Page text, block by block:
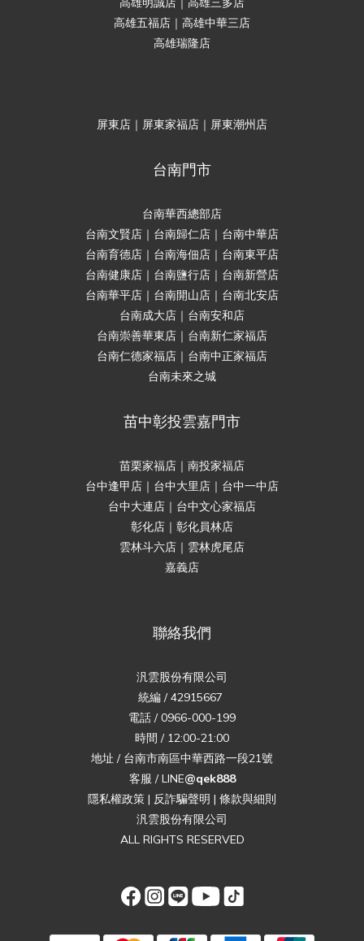
高雄五福店｜高雄中華三店
高雄瑞隆店
屏東店｜屏東家福店｜屏東潮州店
台南門市
台南華西總部店
台南文賢店｜台南歸仁店｜台南中華店
台南育德店｜台南海佃店｜台南東平店
台南健康店｜台南鹽行店｜台南新營店
台南華平店｜台南開山店｜台南北安店
台南成大店｜台南安和店
台南崇善華東店｜台南新仁家福店
台南仁德家福店｜台南中正家福店
台南未來之城
苗中彰投雲嘉門市
苗栗家福店｜南投家福店
台中逢甲店｜台中大里店｜台中一中店
台中大連店｜台中文心家福店
彰化店｜彰化員林店
雲林斗六店｜雲林虎尾店
嘉義店
聯絡我們
汎雲股份有限公司
統編 / 42915667
電話 / 0966-000-199
時間 / 12:00-21:00
地址 / 台南市南區中華西路一段21號
客服 / LINE@qek888
隱私權政策 | 反詐騙聲明 | 條款與細則
汎雲股份有限公司
ALL RIGHTS RESERVED